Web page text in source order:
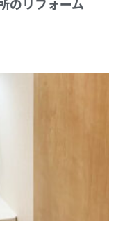
リフォーム